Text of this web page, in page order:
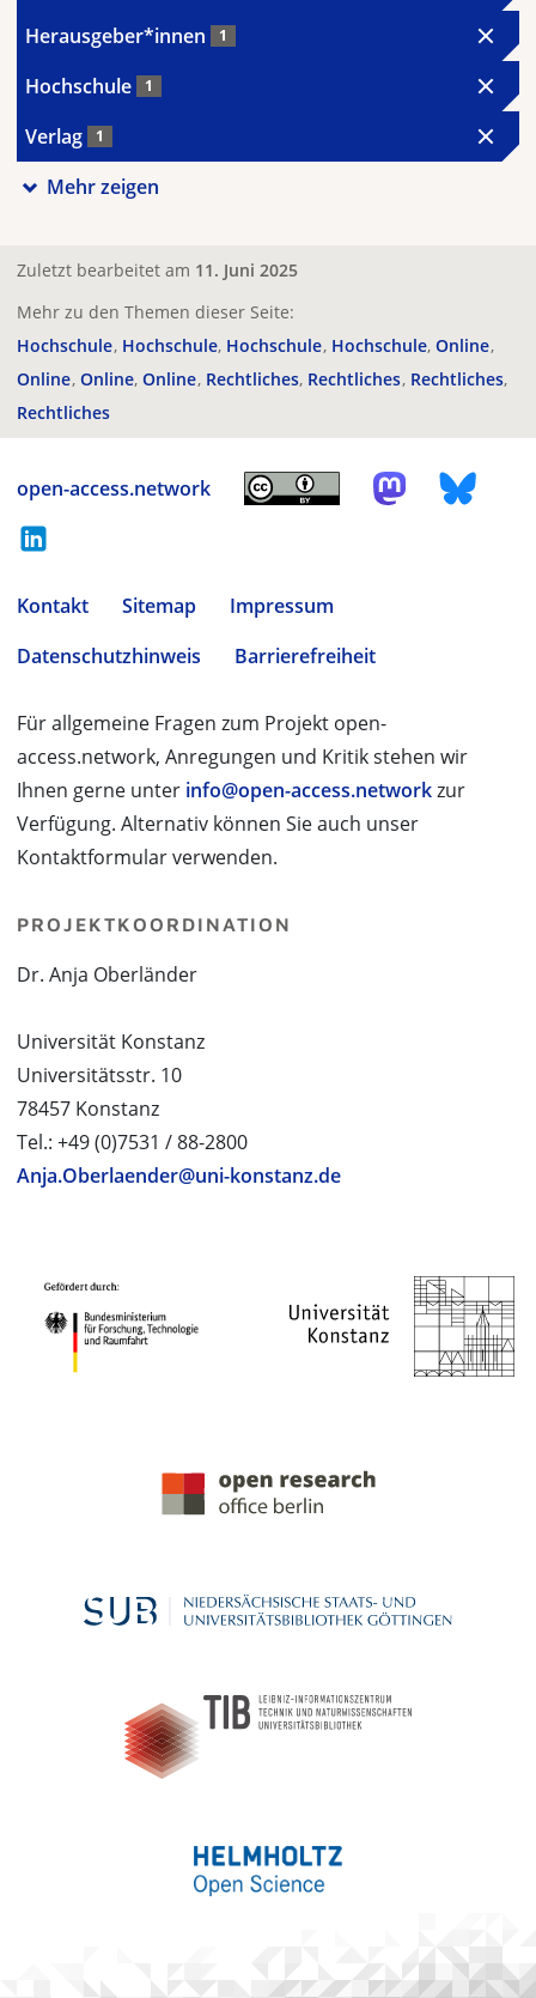
Herausgeber*innen 1
Hochschule 1
Verlag 1
Mehr zeigen
Zuletzt bearbeitet am 11. Juni 2025
Mehr zu den Themen dieser Seite:
Hochschule Hochschule Hochschule Hochschule Online
Online Online Online Rechtliches Rechtliches Rechtliches
Rechtliches
open-access.network
Kontakt Sitemap
Impressum
Datenschutzhinweis
Barrierefreiheit
Für allgemeine Fragen zum Projekt open-
access.network, Anregungen und Kritik stehen wir
Ihnen gerne unter info@open-access.networkzur
Verfügung. Alternativ können Sie auch unser
Kontaktformular verwenden.
PROJEKTKOORDINATION
Dr. Anja Oberländer
Universität Konstanz
Universitätsstr. 10
78457 Konstanz
Tel.: +49 (0)7531 / 88-2800
Anja.Oberlaender@uni-konstanz.de